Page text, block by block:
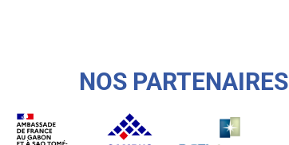
NOS PARTENAIRES